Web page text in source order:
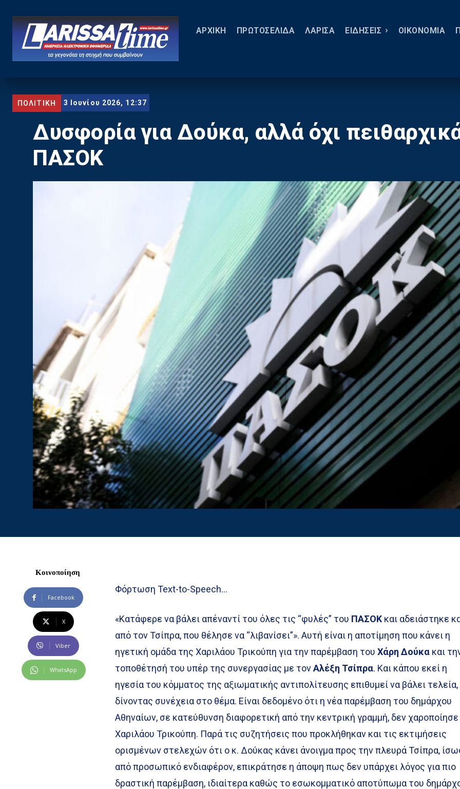
ΑΡΧΙΚΗ ΠΡΩΤΟΣΕΛΙΔΑ ΛΑΡΙΣΑ ΕΙΔΗΣΕΙΣ ΟΙΚΟΝΟΜΙΑ
ΠΟΛΙΤΙΚΗ 3 Ιουνίου 2026, 12:37
Δυσφορία για Δούκα, αλλά όχι
ΠΑΣΟΚ
Κοινοποίηση
Facebook
X
Viber
WhatsApp
Φόρτωση Text-to-Speech…
«Κατάφερε να βάλει απέναντί του όλες τις “φυλές” του ΠΑΣΟΚ και αδειάστηκε
από τον Τσίπρα, που θέλησε να “λιβανίσει”». Αυτή είναι η αποτίμηση που κάνει η
ηγετική ομάδα της Χαριλάου Τρικούπη για την παρέμβαση τουΧάρη Δούκα και
τοποθέτησή του υπέρ της συνεργασίας με τονΑλέξη Τσίπρα. Και κάπου εκεί η
ηγεσία του κόμματος της αξιωματικής αντιπολίτευσης επιθυμεί να βάλει
δίνοντας συνέχεια στο θέμα. Είναι δεδομένο ότι η νέα παρέμβαση του δημάρχου
Αθηναίων, σε κατεύθυνση διαφορετική από την κεντρική γραμμή, δεν
Χαριλάου Τρικούπη. Παρά τις συζητήσεις που προκλήθηκαν και τις εκτιμήσεις
ορισμένων στελεχών ότι ο κ. Δούκας κάνει άνοιγμα προς την πλευρά Τσίπρα,
από προσωπικό ενδιαφέρον, επικράτησε η άποψη πως δεν υπάρχει λόγος για πιο
δραστική παρέμβαση, ιδιαίτερα καθώς το εσωκομματικό αποτύπωμα του